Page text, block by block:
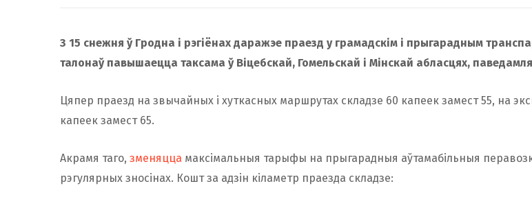
З 15 снежня ў Гродна і рэгіёнах даражэе праезд у грамадскім і прыгарадным
талонаў павышаецца таксама ў Віцебскай, Гомельскай і Мінскай абласцях,
Цяпер праезд на звычайных і хуткасных маршрутах складзе 60 капеек замест 55, на
капеек замест 65.
Акрамя таго, зменяцца максімальныя тарыфы на прыгарадныя аўтамабільныя
рэгулярных зносінах. Кошт за адзін кіламетр праезда складзе: